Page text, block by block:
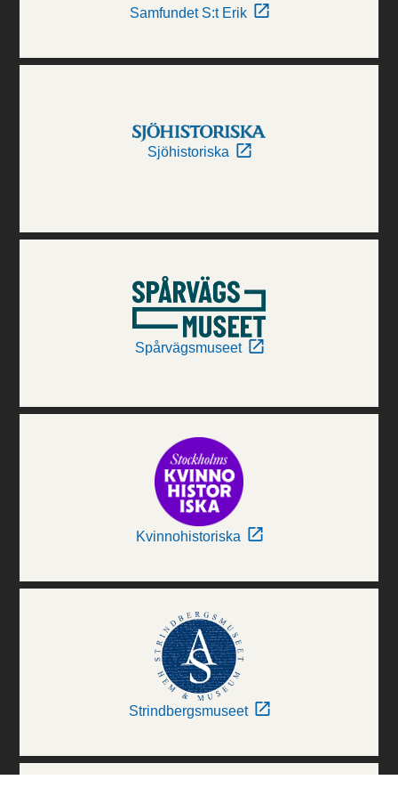
Samfundet S:t Erik
Sjöhistoriska
Spårvägsmuseet
Kvinnohistoriska
Strindbergsmuseet